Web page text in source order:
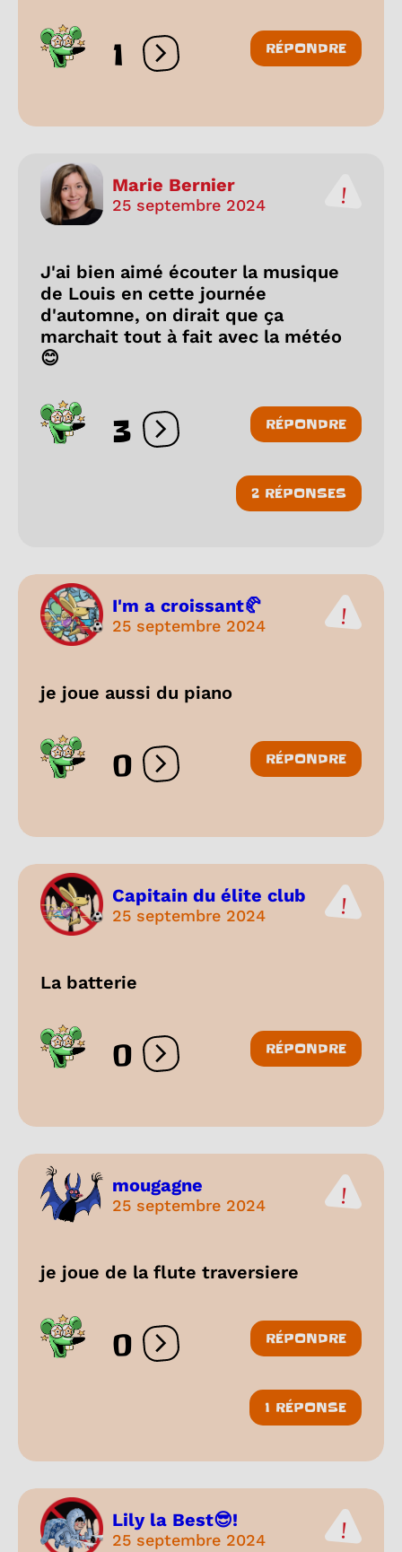
1 Ouvrir les réactions
RÉPONDRE
Marie Bernier
25 septembre 2024
J'ai bien aimé écouter la musique
de Louis en cette journée
d'automne, on dirait que ça
marchait tout à fait avec la météo
😊
3 Ouvrir les réactions
RÉPONDRE
2 RÉPONSES
I'm a croissant🥐
25 septembre 2024
je joue aussi du piano
0 Ouvrir les réactions
RÉPONDRE
Capitain du élite club
25 septembre 2024
La batterie
0 Ouvrir les réactions
RÉPONDRE
mougagne
25 septembre 2024
je joue de la flute traversiere
0 Ouvrir les réactions
RÉPONDRE
1 RÉPONSE
Lily la Best😎!
25 septembre 2024